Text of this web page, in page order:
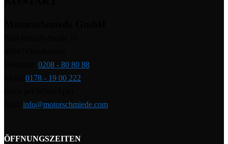
0208 - 80 80 88
0178 - 19 00 222
info@motorschmiede.com
ÖFFNUNGSZEITEN